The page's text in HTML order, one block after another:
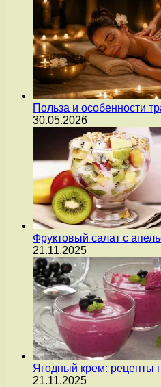
Польза и особенности
30.05.2026
Фруктовый салат с
21.11.2025
Ягодный крем: рецепты
21.11.2025